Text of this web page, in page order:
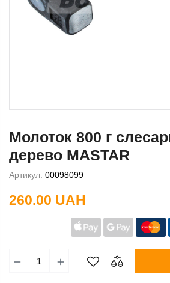
Молоток 800 г
дерево MASTAR
Артикул: 00098099
260.00 UAH